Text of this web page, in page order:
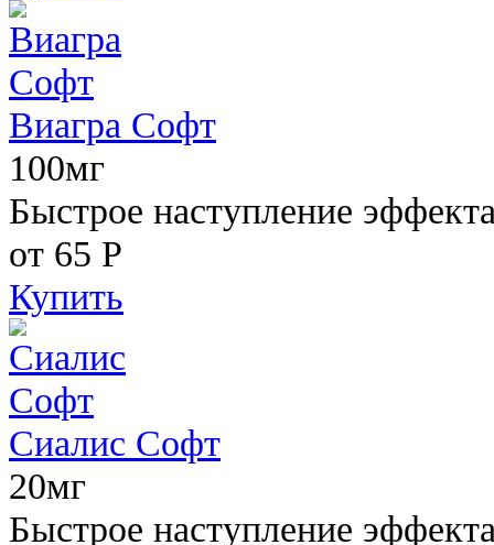
Виагра Софт
100мг
Быстрое наступление
от 65 Р
Купить
Сиалис Софт
20мг
Быстрое наступление